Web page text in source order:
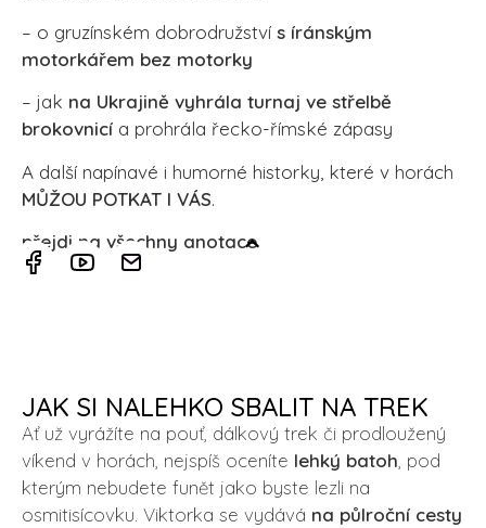
– o gruzínském dobrodružství s íránským
motorkářem bez motorky
– jak na Ukrajině vyhrála turnaj ve střelbě
brokovnicí a prohrála řecko-římské zápasy
A další napínavé i humorné historky, které v horách
MŮŽOU POTKAT I VÁS.
přejdi na všechny anotace
JAK SI NALEHKO SBALIT NA TREK
Ať už vyrážíte na pouť, dálkový trek či prodloužený
víkend v horách, nejspíš oceníte lehký batoh , pod
kterým nebudete funět jako byste lezli na
osmitisícovku. Viktorka se vydává na půlroční cesty